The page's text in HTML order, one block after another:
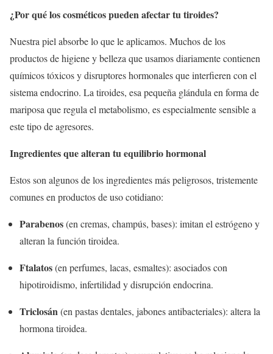
¿Por qué los cosméticos pueden afectar tu tiroides?
Nuestra piel absorbe lo que le aplicamos. Muchos de los
productos de higiene y belleza que usamos diariamente contienen
químicos tóxicos y disruptores hormonales que interfieren con el
sistema endocrino. La tiroides, esa pequeña glándula en forma de
mariposa que regula el metabolismo, es especialmente sensible a
este tipo de agresores.
Ingredientes que alteran tu equilibrio hormonal
Estos son algunos de los ingredientes más peligrosos, tristemente
comunes en productos de uso cotidiano:
Parabenos(en cremas, champús, bases): imitan el estrógeno y
alteran la función tiroidea.
Ftalatos(en perfumes, lacas, esmaltes): asociados con
hipotiroidismo, infertilidad y disrupción endocrina.
Triclosán(en pastas dentales, jabones antibacteriales): altera la
hormona tiroidea.